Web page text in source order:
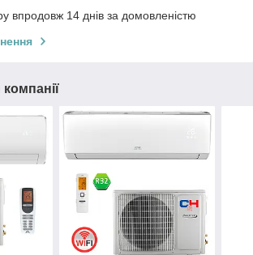
впродовж 14 днів за домовленістю